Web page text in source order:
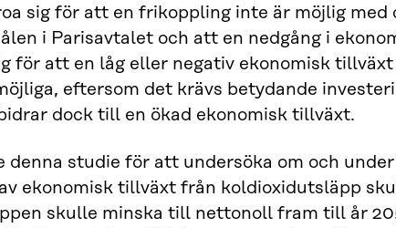
sig för att en frikoppling inte är möjlig
i Parisavtalet och att en nedgång i
för att en låg eller negativ ekonomisk
eftersom det krävs betydande
dock till en ökad ekonomisk tillväxt.
denna studie för att undersöka om och
ekonomisk tillväxt från koldioxidutsläpp
skulle minska till nettonoll fram till år